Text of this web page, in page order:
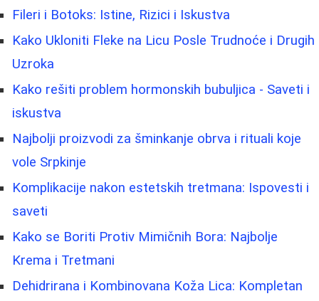
Fileri i Botoks: Istine, Rizici i Iskustva
Kako Ukloniti Fleke na Licu Posle Trudnoće i Drugih
Uzroka
Kako rešiti problem hormonskih bubuljica - Saveti i
iskustva
Najbolji proizvodi za šminkanje obrva i rituali koje
vole Srpkinje
Komplikacije nakon estetskih tretmana: Ispovesti i
saveti
Kako se Boriti Protiv Mimičnih Bora: Najbolje
Krema i Tretmani
Dehidrirana i Kombinovana Koža Lica: Kompletan